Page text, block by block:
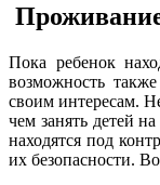
Пока ребенок
возможность
своим интересам.
чем занять детей
находятся под
их безопасности.